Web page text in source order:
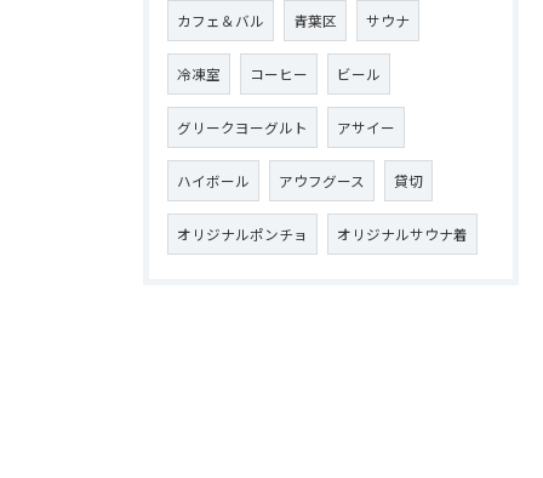
カフェ＆バル 青葉区 サウナ
冷凍室 コーヒー ビール
グリークヨーグルト アサイー
ハイボール アウフグース 貸切
オリジナルポンチョ オリジナルサウナ着